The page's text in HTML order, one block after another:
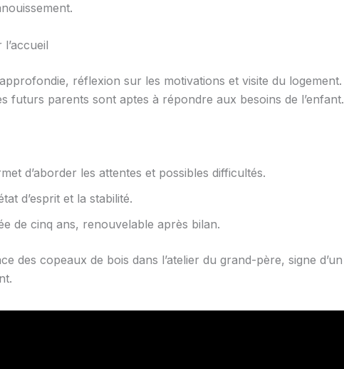
réflexion sur les motivations et visite du logement.
futurs parents sont aptes à répondre aux besoins de l’enfant.
d’aborder les attentes et possibles difficultés.
d’esprit et la stabilité.
de cinq ans, renouvelable après bilan.
des copeaux de bois dans l’atelier du grand-père, signe d’un